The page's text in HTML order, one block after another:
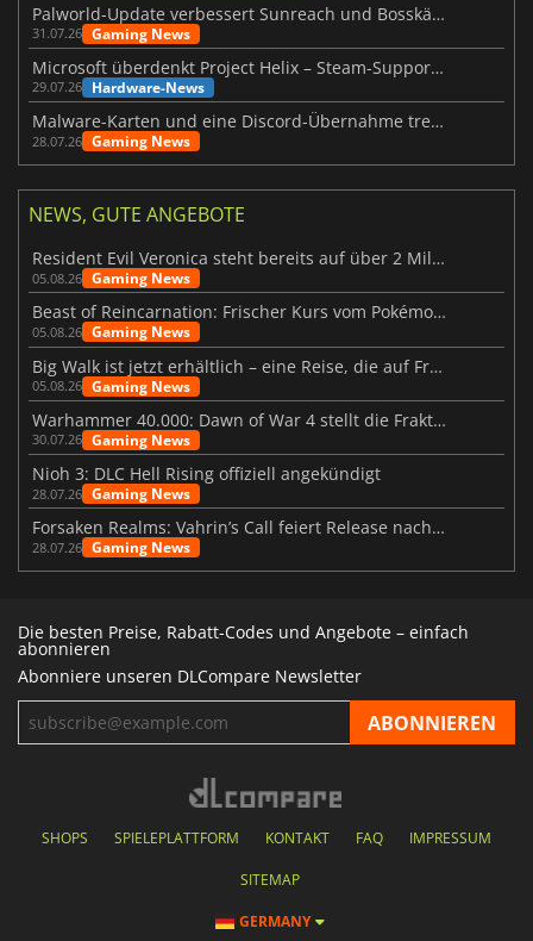
Palworld-Update verbessert Sunreach und Bosskämpfe deutlich
31.07.26 Gaming News
Microsoft überdenkt Project Helix – Steam-Support gefährdet
29.07.26 Hardware-News
Malware-Karten und eine Discord-Übernahme treffen Meccha Chameleon
28.07.26 Gaming News
NEWS, GUTE ANGEBOTE
Resident Evil Veronica steht bereits auf über 2 Millionen Wunschlisten
05.08.26 Gaming News
Beast of Reincarnation: Frischer Kurs vom Pokémon-Studio
05.08.26 Gaming News
Big Walk ist jetzt erhältlich – eine Reise, die auf Freundschaft basiert
05.08.26 Gaming News
Warhammer 40.000: Dawn of War 4 stellt die Fraktion der Necrons vor
30.07.26 Gaming News
Nioh 3: DLC Hell Rising offiziell angekündigt
28.07.26 Gaming News
Forsaken Realms: Vahrin’s Call feiert Release nach 10 Jahren
28.07.26 Gaming News
Die besten Preise, Rabatt-Codes und Angebote – einfach
abonnieren
Abonniere unseren DLCompare Newsletter
SHOPS SPIELEPLATTFORM KONTAKT FAQ IMPRESSUM
SITEMAP
GERMANY